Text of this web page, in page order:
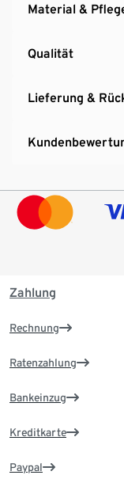
Material &
Qualität
Lieferung &
Zahlung
Rechnung
Ratenzahlung
Bankeinzug
Kreditkarte
Paypal